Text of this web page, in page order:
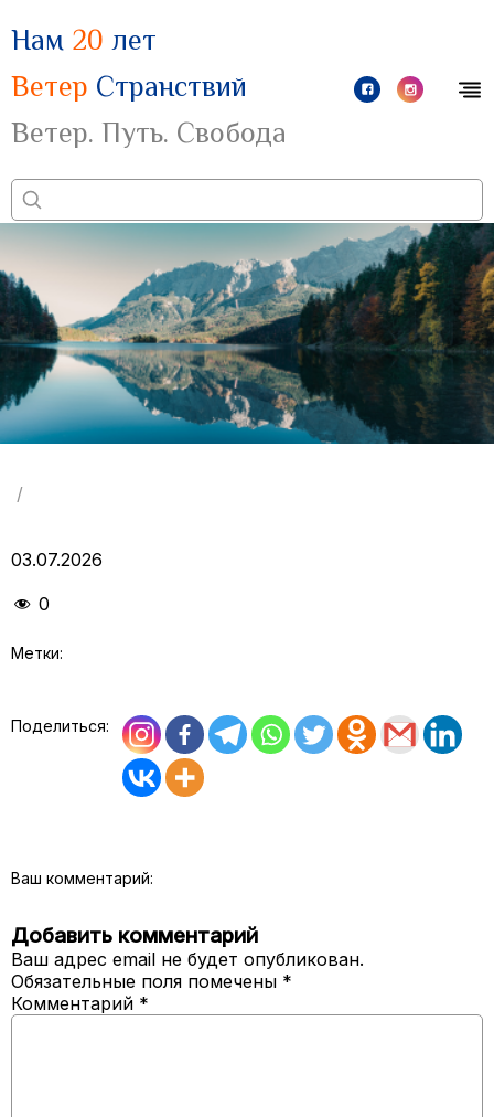
Нам 20 лет
Ветер Странствий
Ветер. Путь. Свобода
/
03.07.2026
0
Метки:
Поделиться:
Ваш комментарий:
Добавить комментарий
Ваш адрес email не будет опубликован.
Обязательные поля помечены *
Комментарий *